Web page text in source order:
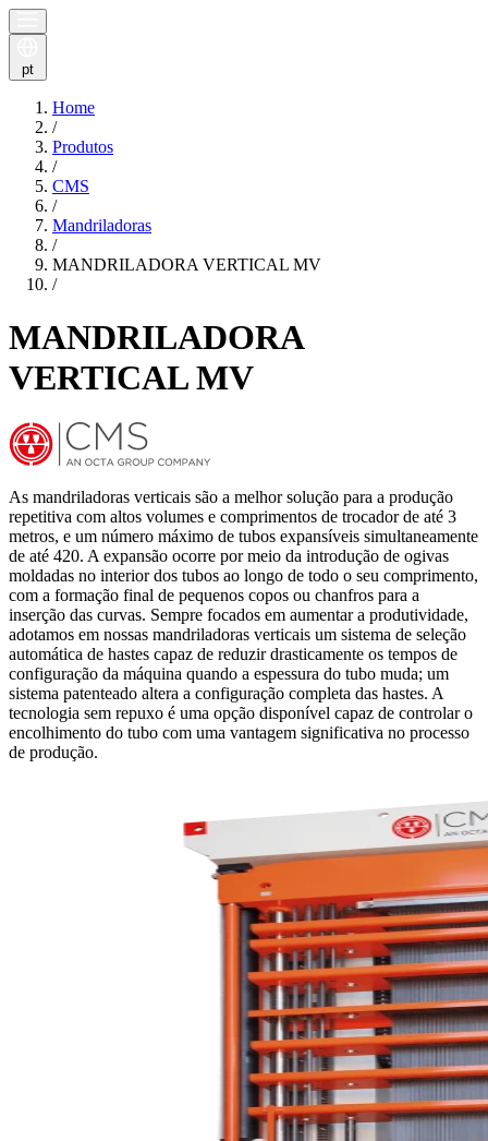
pt
Home
/
Produtos
/
CMS
/
Mandriladoras
/
MANDRILADORA VERTICAL MV
/
MANDRILADORA
VERTICAL MV
As mandriladoras verticais são a melhor solução para a produção
repetitiva com altos volumes e comprimentos de trocador de até 3
metros, e um número máximo de tubos expansíveis simultaneamente
de até 420. A expansão ocorre por meio da introdução de ogivas
moldadas no interior dos tubos ao longo de todo o seu comprimento,
com a formação final de pequenos copos ou chanfros para a
inserção das curvas. Sempre focados em aumentar a produtividade,
adotamos em nossas mandriladoras verticais um sistema de seleção
automática de hastes capaz de reduzir drasticamente os tempos de
configuração da máquina quando a espessura do tubo muda; um
sistema patenteado altera a configuração completa das hastes. A
tecnologia sem repuxo é uma opção disponível capaz de controlar o
encolhimento do tubo com uma vantagem significativa no processo
de produção.